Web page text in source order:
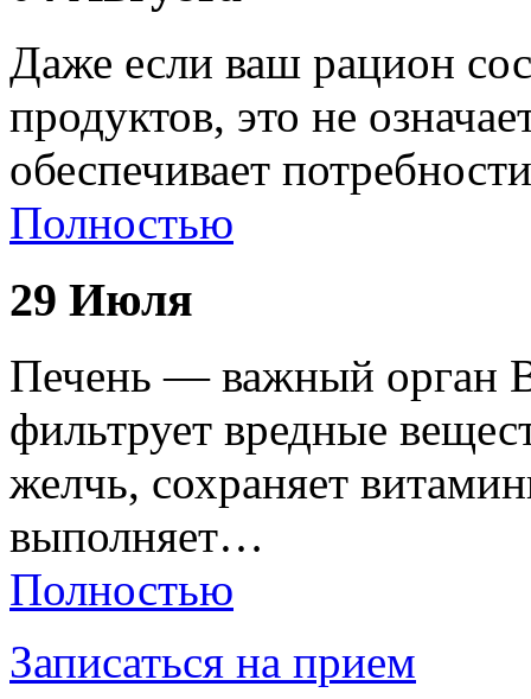
Даже если ваш рацион
продуктов, это не
обеспечивает
Полностью
29 Июля
Печень — важный орган
фильтрует вредные
желчь, сохраняет
выполняет…
Полностью
Записаться на прием